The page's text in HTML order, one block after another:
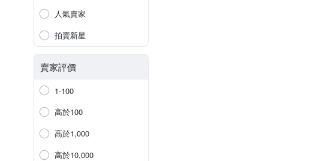
人氣賣家
拍賣新星
賣家評價
1-100
高於100
高於1,000
高於10,000